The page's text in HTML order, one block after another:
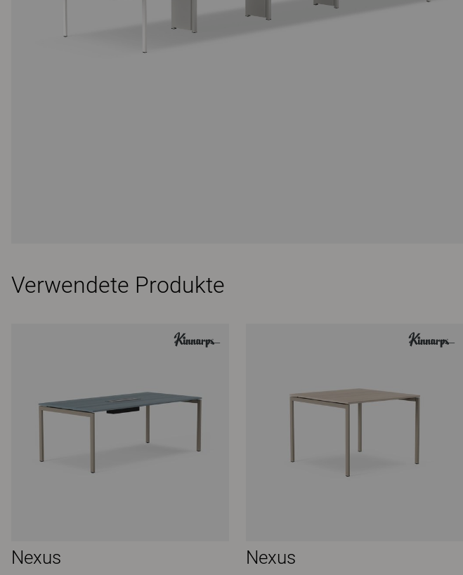
Verwendete Produkte
Nexus Nexus